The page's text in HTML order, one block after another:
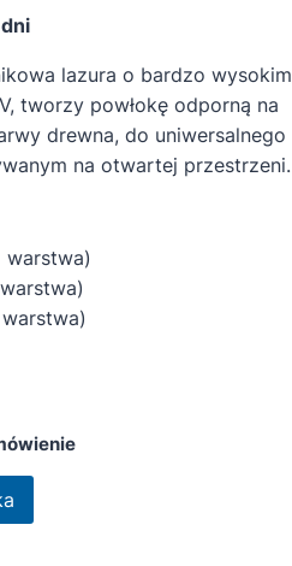
lazura o bardzo wysokim
tworzy powłokę odporną na
drewna, do uniwersalnego
na otwartej przestrzeni.